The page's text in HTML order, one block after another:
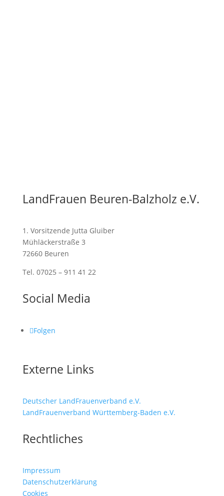
LandFrauen Beuren-Balzholz e.V.
1. Vorsitzende Jutta Gluiber
Mühläckerstraße 3
72660 Beuren
Tel. 07025 – 911 41 22
Social Media
Folgen
Externe Links
Deutscher LandFrauenverband e.V.
LandFrauenverband Württemberg-Baden e.V.
Rechtliches
Impressum
Datenschutzerklärung
Cookies